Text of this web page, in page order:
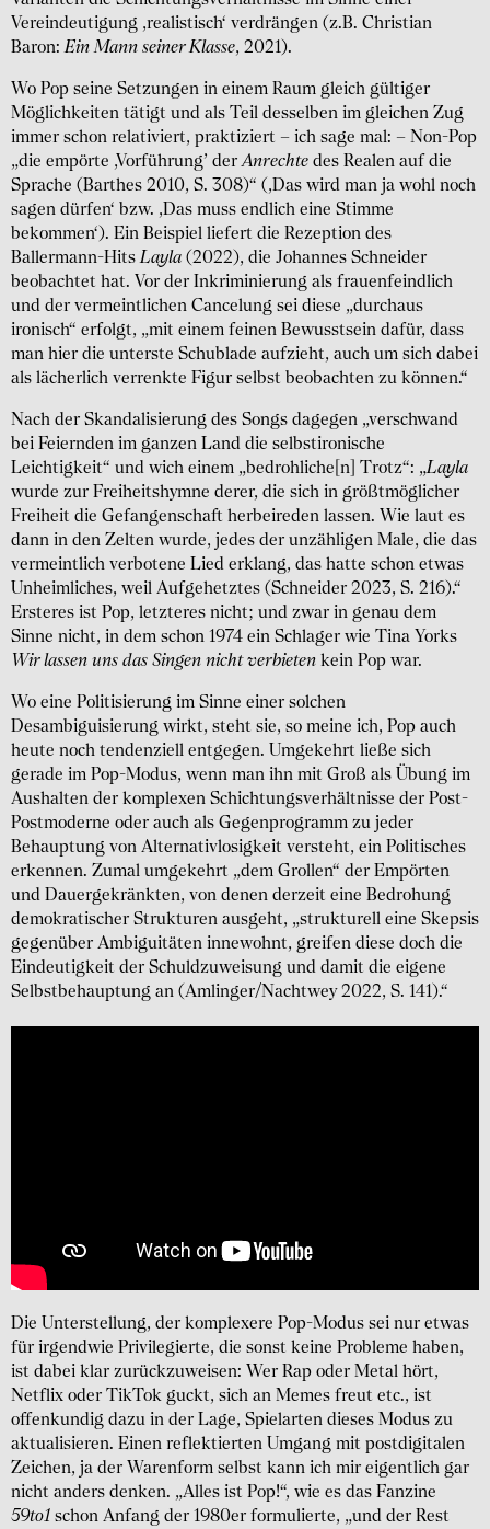
Vereindeutigung ‚realistisch‘ verdrängen (z.B. Christian
Baron:Ein Mann seiner Klasse, 2021).
Wo Pop seine Setzungen in einem Raum gleich gültiger
Möglichkeiten tätigt und als Teil desselben im gleichen Zug
immer schon relativiert, praktiziert – ich sage mal: – Non-Pop
„die empörte ‚Vorführung’ derAnrechte des Realen auf die
Sprache (Barthes 2010, S. 308)“ (‚Das wird man ja wohl noch
sagen dürfen‘ bzw. ‚Das muss endlich eine Stimme
bekommen‘). Ein Beispiel liefert die Rezeption des
Ballermann-HitsLayla (2022), die Johannes Schneider
beobachtet hat. Vor der Inkriminierung als frauenfeindlich
und der vermeintlichen Cancelung sei diese „durchaus
ironisch“ erfolgt, „mit einem feinen Bewusstsein dafür, dass
man hier die unterste Schublade aufzieht, auch um sich dabei
als lächerlich verrenkte Figur selbst beobachten zu können.“
Nach der Skandalisierung des Songs dagegen „verschwand
bei Feiernden im ganzen Land die selbstironische
Leichtigkeit“ und wich einem „bedrohliche[n] Trotz“: „Layla
wurde zur Freiheitshymne derer, die sich in größtmöglicher
Freiheit die Gefangenschaft herbeireden lassen. Wie laut es
dann in den Zelten wurde, jedes der unzähligen Male, die das
vermeintlich verbotene Lied erklang, das hatte schon etwas
Unheimliches, weil Aufgehetztes (Schneider 2023, S. 216).“
Ersteres ist Pop, letzteres nicht; und zwar in genau dem
Sinne nicht, in dem schon 1974 ein Schlager wie Tina Yorks
Wir lassen uns das Singen nicht verbieten kein Pop war.
Wo eine Politisierung im Sinne einer solchen
Desambiguisierung wirkt, steht sie, so meine ich, Pop auch
heute noch tendenziell entgegen. Umgekehrt ließe sich
gerade im Pop-Modus, wenn man ihn mit Groß als Übung im
Aushalten der komplexen Schichtungsverhältnisse der Post-
Postmoderne oder auch als Gegenprogramm zu jeder
Behauptung von Alternativlosigkeit versteht, ein Politisches
erkennen. Zumal umgekehrt „dem Grollen“ der Empörten
und Dauergekränkten, von denen derzeit eine Bedrohung
demokratischer Strukturen ausgeht, „strukturell eine Skepsis
gegenüber Ambiguitäten innewohnt, greifen diese doch die
Eindeutigkeit der Schuldzuweisung und damit die eigene
Selbstbehauptung an (Amlinger/Nachtwey 2022, S. 141).“
Die Unterstellung, der komplexere Pop-Modus sei nur etwas
für irgendwie Privilegierte, die sonst keine Probleme haben,
ist dabei klar zurückzuweisen: Wer Rap oder Metal hört,
Netflix oder TikTok guckt, sich an Memes freut etc., ist
offenkundig dazu in der Lage, Spielarten dieses Modus zu
aktualisieren. Einen reflektierten Umgang mit postdigitalen
Zeichen, ja der Warenform selbst kann ich mir eigentlich gar
nicht anders denken. „Alles ist Pop!“, wie es das Fanzine
59to1 schon Anfang der 1980er formulierte, „und der Rest